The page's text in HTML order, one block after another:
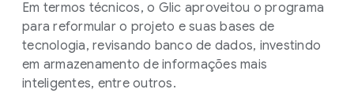
Em termos técnicos, o Glic aproveitou o programa
para reformular o projeto e suas bases de
tecnologia, revisando banco de dados, investindo
em armazenamento de informações mais
inteligentes, entre outros.